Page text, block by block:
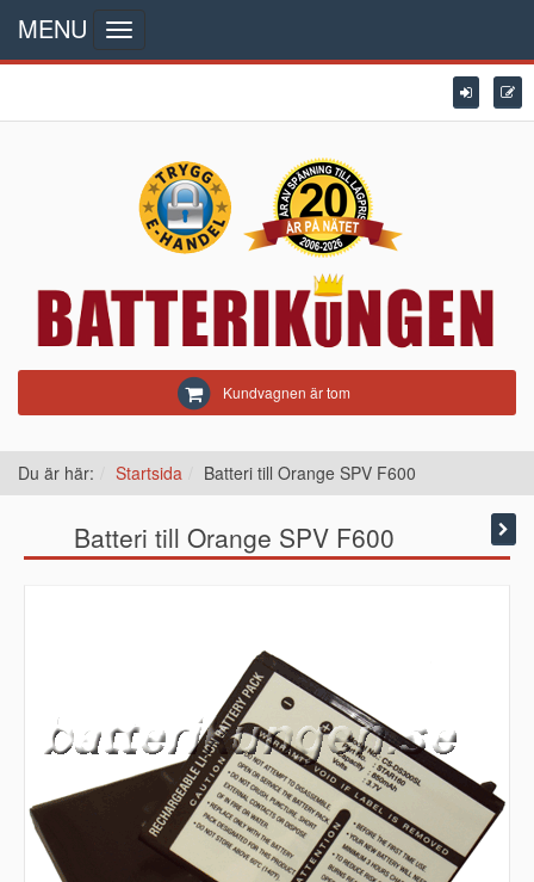
Kundvagnen är tom
MENU
Toggle
navigation
Du är här: Startsida Batteri till Orange SPV F600
Batteri till Orange SPV F600